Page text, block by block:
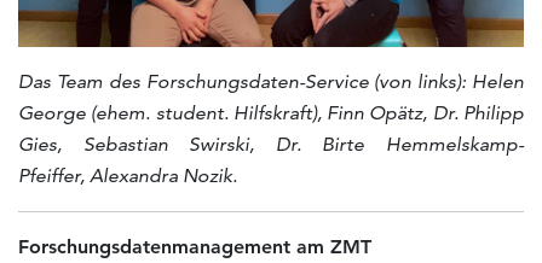
Das Team des Forschungsdaten-Service (von links): Helen
George (ehem. student. Hilfskraft), Finn Opätz, Dr. Philipp
Gies, Sebastian Swirski, Dr. Birte Hemmelskamp-
Pfeiffer, Alexandra Nozik.
Forschungsdatenmanagement am ZMT